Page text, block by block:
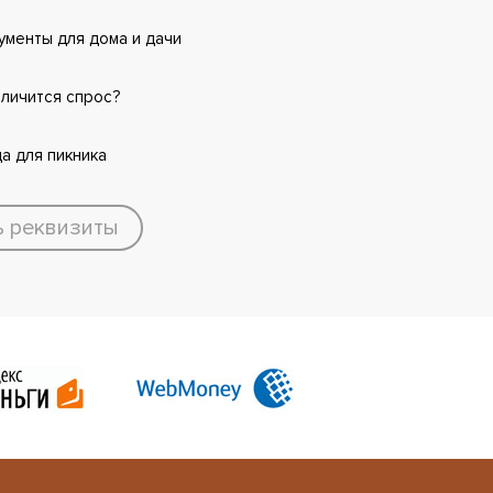
для дома и дачи
спрос?
для пикника
реквизиты